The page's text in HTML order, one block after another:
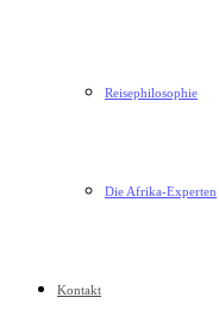
Reisephilosophie
Die Afrika-Experten
Kontakt